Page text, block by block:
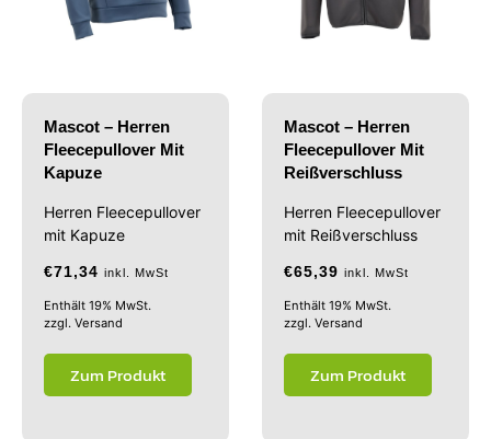
Mascot – Herren
Fleecepullover Mit
Kapuze
Herren Fleecepullover
mit Kapuze
€71,34 inkl. MwSt
Enthält 19% MwSt.
zzgl. Versand
Zum Produkt
Mascot – Herren
Fleecepullover Mit
Reißverschluss
Herren Fleecepullover
mit Reißverschluss
€65,39 inkl. MwSt
Enthält 19% MwSt.
zzgl. Versand
Zum Produkt